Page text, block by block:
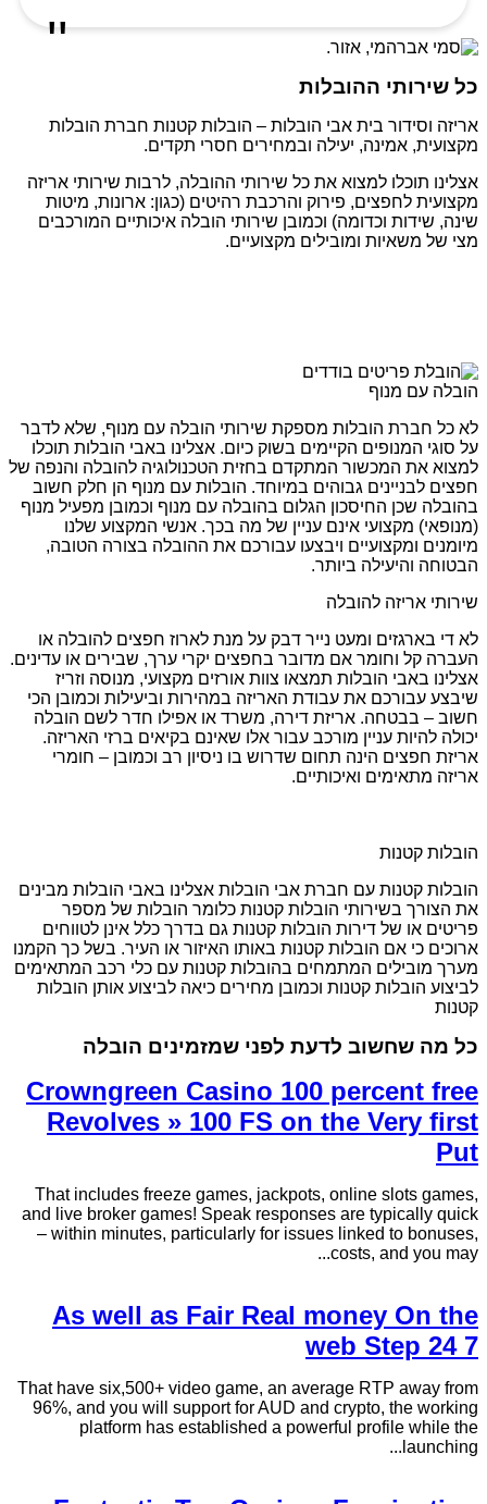
כל שירותי ההובלות
אריזה וסידור בית אבי הובלות – הובלות קטנות חברת הובלות
מקצועית, אמינה, יעילה ובמחירים חסרי תקדים.
אצלינו תוכלו למצוא את כל שירותי ההובלה, לרבות שירותי אריזה
מקצועית לחפצים, פירוק והרכבת רהיטים (כגון: ארונות, מיטות
שינה, שידות וכדומה) וכמובן שירותי הובלה איכותיים המורכבים
מצי של משאיות ומובילים מקצועיים.
הובלה עם מנוף
לא כל חברת הובלות מספקת שירותי הובלה עם מנוף, שלא לדבר
על סוגי המנופים הקיימים בשוק כיום. אצלינו באבי הובלות תוכלו
למצוא את המכשור המתקדם בחזית הטכנולוגיה להובלה והנפה של
חפצים לבניינים גבוהים במיוחד. הובלות עם מנוף הן חלק חשוב
בהובלה שכן החיסכון הגלום בהובלה עם מנוף וכמובן מפעיל מנוף
(מנופאי) מקצועי אינם עניין של מה בכך. אנשי המקצוע שלנו
מיומנים ומקצועיים ויבצעו עבורכם את ההובלה בצורה הטובה,
הבטוחה והיעילה ביותר.
שירותי אריזה להובלה
לא די בארגזים ומעט נייר דבק על מנת לארוז חפצים להובלה או
העברה קל וחומר אם מדובר בחפצים יקרי ערך, שבירים או עדינים.
אצלינו באבי הובלות תמצאו צוות אורזים מקצועי, מנוסה וזריז
שיבצע עבורכם את עבודת האריזה במהירות וביעילות וכמובן הכי
חשוב – בבטחה. אריזת דירה, משרד או אפילו חדר לשם הובלה
יכולה להיות עניין מורכב עבור אלו שאינם בקיאים ברזי האריזה.
אריזת חפצים הינה תחום שדרוש בו ניסיון רב וכמובן – חומרי
אריזה מתאימים ואיכותיים.
הובלות קטנות
הובלות קטנות עם חברת אבי הובלות אצלינו באבי הובלות מבינים
את הצורך בשירותי הובלות קטנות כלומר הובלות של מספר
פריטים או של דירות הובלות קטנות גם בדרך כלל אינן לטווחים
ארוכים כי אם הובלות קטנות באותו האיזור או העיר. בשל כך הקמנו
מערך מובילים המתמחים בהובלות קטנות עם כלי רכב המתאימים
לביצוע הובלות קטנות וכמובן מחירים כיאה לביצוע אותן הובלות
קטנות
כל מה שחשוב לדעת לפני שמזמינים הובלה
Crowngreen Casino 100 percent free
Revolves » 100 FS on the Very first
Put
That includes freeze games, jackpots, online slots games,
and live broker games! Speak responses are typically quick
– within minutes, particularly for issues linked to bonuses,
costs, and you may...
As well as Fair Real money On the
web Step 24 7
That have six,500+ video game, an average RTP away from
96%, and you will support for AUD and crypto, the working
platform has established a powerful profile while the
launching...